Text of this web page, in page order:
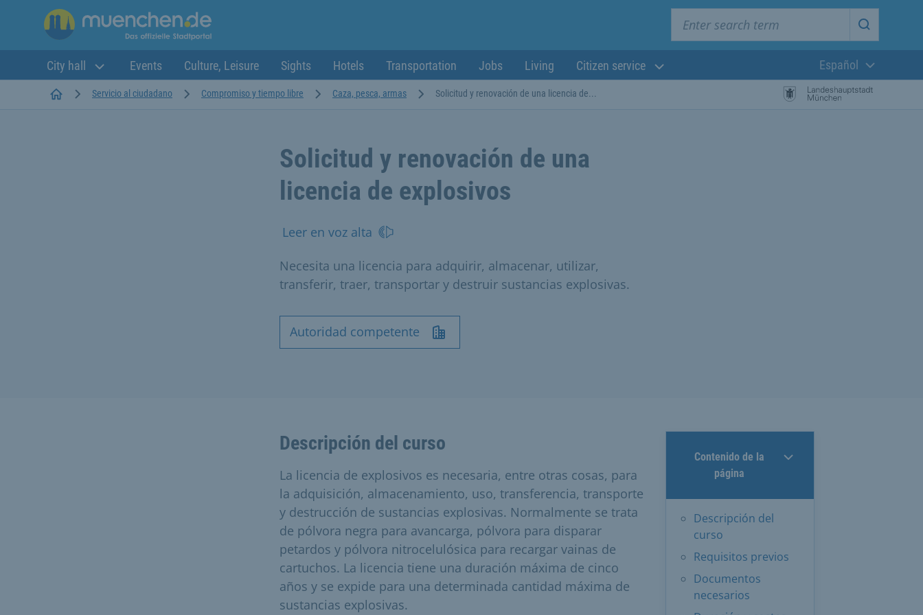
Start
City hall Events Culture, Leisure Sights Hotels Transportation Jobs Living Citizen service
Lengua actual:
Español
StartseiteServicio al ciudadano Compromiso y tiempo libre Caza, pesca, armas Solicitud y renovación de una licencia de...
Solicitud y renovación de una
licencia de explosivos
Leer en voz alta
Necesita una licencia para adquirir, almacenar, utilizar,
transferir, traer, transportar y destruir sustancias explosivas.
Autoridad competente
Contenido de la
página
Descripción del
curso
Requisitos previos
Documentos
necesarios
Descripción del curso
La licencia de explosivos es necesaria, entre otras cosas, para
la adquisición, almacenamiento, uso, transferencia, transporte
y destrucción de sustancias explosivas. Normalmente se trata
de pólvora negra para avancarga, pólvora para disparar
petardos y pólvora nitrocelulósica para recargar vainas de
cartuchos. La licencia tiene una duración máxima de cinco
años y se expide para una determinada cantidad máxima de
sustancias explosivas.